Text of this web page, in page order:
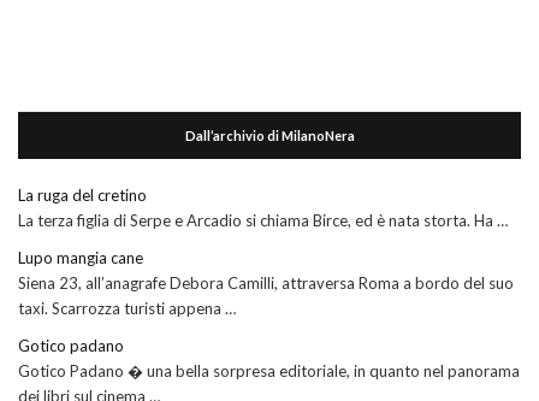
Dall’archivio di MilanoNera
La ruga del cretino
La terza figlia di Serpe e Arcadio si chiama Birce, ed è nata storta. Ha …
Lupo mangia cane
Siena 23, all’anagrafe Debora Camilli, attraversa Roma a bordo del suo
taxi. Scarrozza turisti appena …
Gotico padano
Gotico Padano � una bella sorpresa editoriale, in quanto nel panorama
dei libri sul cinema …